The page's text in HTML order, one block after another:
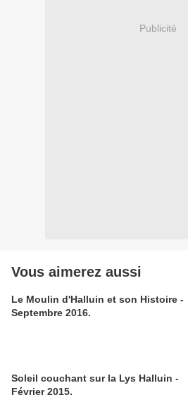
Publicité
Vous aimerez aussi
Le Moulin d'Halluin et son Histoire -
Septembre 2016.
Soleil couchant sur la Lys Halluin -
Février 2015.